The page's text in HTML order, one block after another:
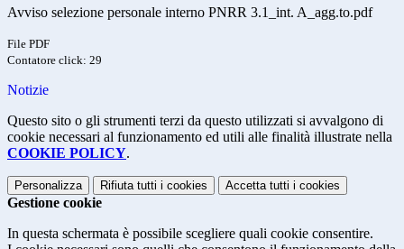
Avviso selezione personale interno PNRR 3.1_int. A_agg.to.pdf
File PDF
Contatore click: 29
Notizie
Questo sito o gli strumenti terzi da questo utilizzati si avvalgono di
cookie necessari al funzionamento ed utili alle finalità illustrate nella
COOKIE POLICY.
Personalizza Rifiuta tutti i cookies Accetta tutti i cookies
Gestione cookie
In questa schermata è possibile scegliere quali cookie consentire.